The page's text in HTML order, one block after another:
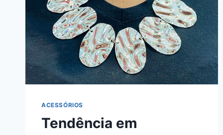
ACESSÓRIOS
Tendência em